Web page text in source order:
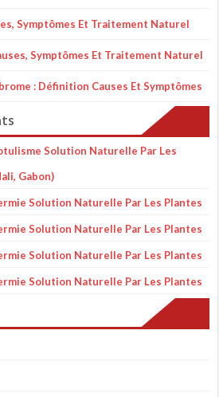
Symptômes Et Traitement Naturel
Symptômes Et Traitement Naturel
: Définition Causes Et Symptômes
Solution Naturelle Par Les
Gabon)
Solution Naturelle Par Les Plantes
Solution Naturelle Par Les Plantes
Solution Naturelle Par Les Plantes
Solution Naturelle Par Les Plantes